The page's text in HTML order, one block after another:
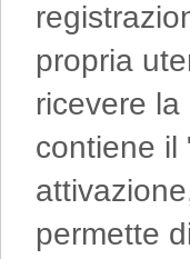
propria
ricevere
contiene il
permette